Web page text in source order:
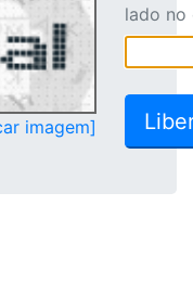
imagem]
lado no